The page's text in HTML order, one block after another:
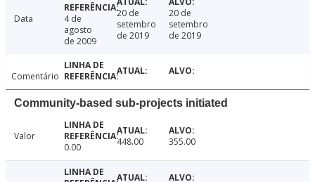
Data
4 de
agosto
de 2009
20 de
setembro
de 2019
20 de
setembro
de 2019
Comentário
Community-based sub-projects initiated
Valor
0.00
448.00 355.00